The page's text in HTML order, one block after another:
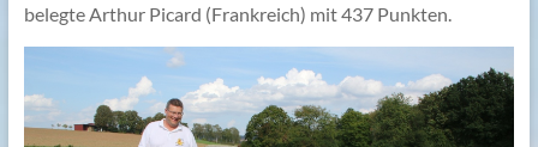
belegte Arthur Picard (Frankreich) mit 437 Punkten.